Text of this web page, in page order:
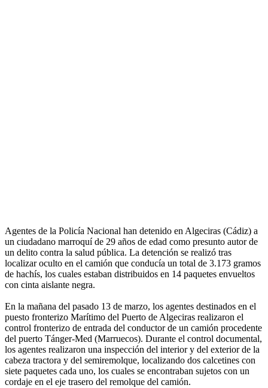
Agentes de la Policía Nacional han detenido en Algeciras (Cádiz) a
un ciudadano marroquí de 29 años de edad como presunto autor de
un delito contra la salud pública. La detención se realizó tras
localizar oculto en el camión que conducía un total de 3.173 gramos
de hachís, los cuales estaban distribuidos en 14 paquetes envueltos
con cinta aislante negra.
En la mañana del pasado 13 de marzo, los agentes destinados en el
puesto fronterizo Marítimo del Puerto de Algeciras realizaron el
control fronterizo de entrada del conductor de un camión procedente
del puerto Tánger-Med (Marruecos). Durante el control documental,
los agentes realizaron una inspección del interior y del exterior de la
cabeza tractora y del semiremolque, localizando dos calcetines con
siete paquetes cada uno, los cuales se encontraban sujetos con un
cordaje en el eje trasero del remolque del camión.